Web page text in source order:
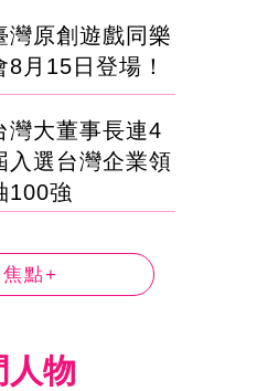
灣原創遊戲同樂
8月15日登場！
灣大董事長連4
入選台灣企業領
100強
點+
人物